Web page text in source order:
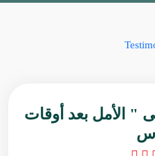
" الأمل بعد أوقات